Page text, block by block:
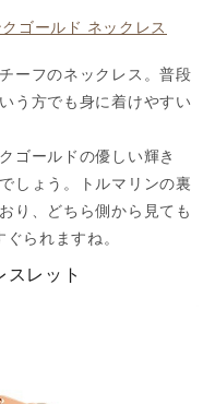
ゴールド ネックレス
ーフのネックレス。普段
う方でも身に着けやすい
ゴールドの優しい輝き
しょう。トルマリンの裏
り、どちら側から見ても
られますね。
レット